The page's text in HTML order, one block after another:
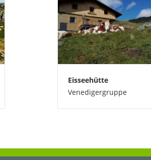
Eisseehütte
Venedigergruppe